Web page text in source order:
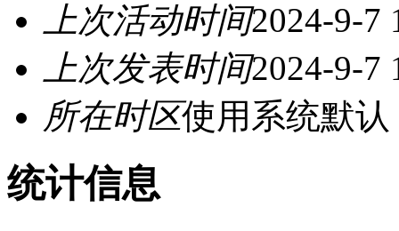
上次活动时间2024-9-7
上次发表时间2024-9-7
所在时区使用系统默认
统计信息